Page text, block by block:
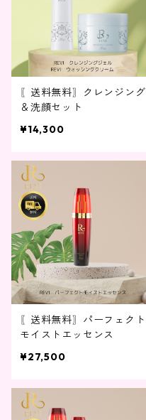
〖送料無料〗クレンジング
＆洗顔セット
¥14,300
〖送料無料〗パーフェクト
モイストエッセンス
¥27,500